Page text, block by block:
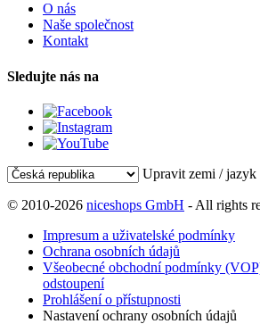
O nás
Naše společnost
Kontakt
Sledujte nás na
Upravit zemi / jazyk
© 2010-2026 niceshops GmbH - All rights
Impresum a uživatelské podmínky
Ochrana osobních údajů
Všeobecné obchodní podmínky
odstoupení
Prohlášení o přístupnosti
Nastavení ochrany osobních údajů